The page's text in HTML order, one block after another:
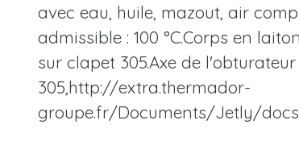
avec eau, huile, mazout, air
admissible : 100 °C.Corps en
sur clapet 305.Axe de
305,http://extra.thermador-
groupe.fr/Documents/Jetly/docs/